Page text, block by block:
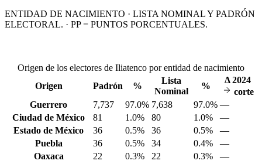
ENTIDAD DE NACIMIENTO · LISTA NOMINAL Y PADRÓN
ELECTORAL. · PP = PUNTOS PORCENTUALES.
Origen de los electores de Iliatenco por entidad de nacimiento
Origen
Padrón %
Lista
Nominal
%
Δ2024
corte
Guerrero
7,737 97.0% 7,638 97.0% —
Ciudad de México
81 1.0% 80 1.0%
—
Estado de México
36 0.5% 36 0.5%
—
Puebla
36 0.5% 34 0.4%
—
Oaxaca
22 0.3% 22 0.3%
—